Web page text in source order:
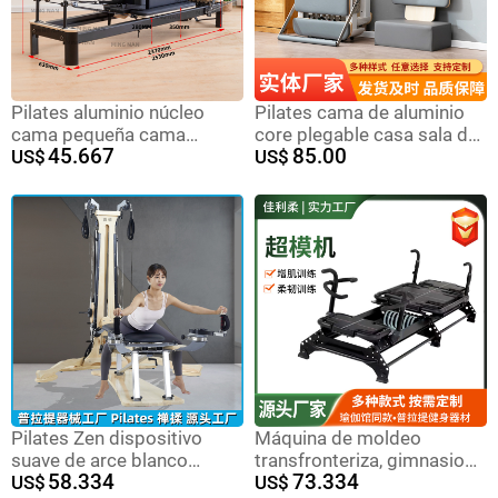
Pilates aluminio núcleo
cama pequeña cama
blanca y negra sala de yoga
reformador
US$45.667
Pilates cama de aluminio
core plegable casa sala de
yoga equipos de fitness
US$ 85.00
Pilates Zen dispositivo
suave de arce blanco
gimnasio de yoga equipo
US$ 58.334
Máquina de moldeo
transfronteriza, gimnasio
de yoga, equipo de moldeo
US$ 73.334